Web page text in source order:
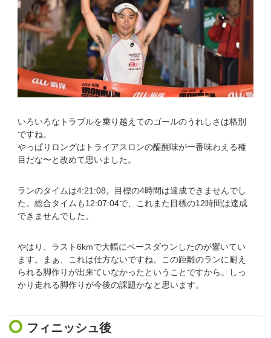
いろいろなトラブルを乗り越えてのゴールのうれしさは格別
ですね。
やっぱりロングはトライアスロンの醍醐味が一番味わえる種
目だな〜と改めて思いました。
ランのタイムは4:21:08。目標の4時間は達成できませんでし
た。総合タイムも12:07:04で、これまた目標の12時間は達成
できませんでした。
やはり、ラスト6kmで大幅にペースダウンしたのが響いてい
ます。まぁ、これは仕方ないですね。この距離のランに耐え
られる脚作りが出来ていなかったということですから。しっ
かり走れる脚作りが今後の課題かなと思います。
フィニッシュ後